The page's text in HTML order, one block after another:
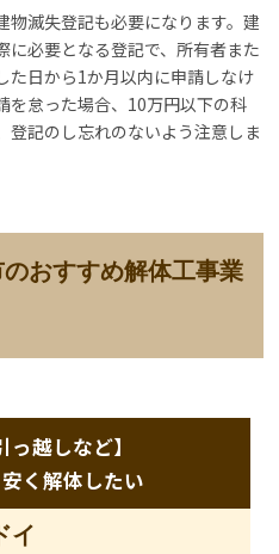
物滅失登記も必要になります。建
必要となる登記で、所有者また
た日から1か月以内に申請しなけ
を怠った場合、10万円以下の科
記のし忘れのないよう注意しま
のおすすめ解体工事業
っ越しなど】
く解体したい
ドイ